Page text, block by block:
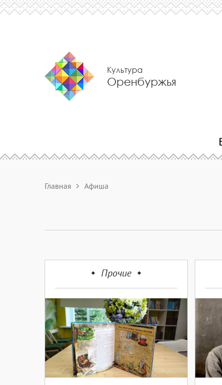
Культура
Оренбуржья
Главная Афиша
Прочие